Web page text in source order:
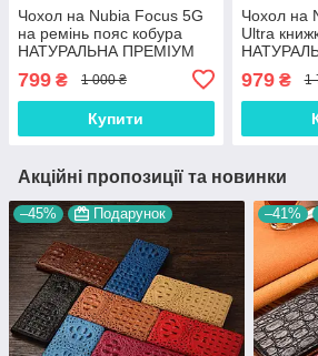
Чохол на Nubia Focus 5G
на ремінь пояс кобура
НАТУРАЛЬНА ПРЕМІУМ
799 ₴ 1 000 ₴
Купити
Чохол на
Ultra
3D
979₴ 1
Акційні пропозиції та новинки
–45% Подарунок –41%